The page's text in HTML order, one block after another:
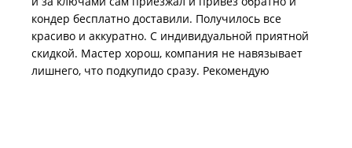
кондер бесплатно доставили. Получилось все
красиво и аккуратно. С индивидуальной приятной
скидкой. Мастер хорош, компания не навязывает
лишнего, что подкупидо сразу. Рекомендую